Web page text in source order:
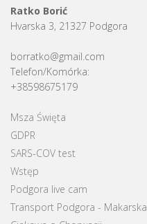
Ratko Borić
Hvarska 3, 21327 Podgora
borratko@gmail.com
Telefon/Komórka:
+38598675179
Msza Święta
GDPR
SARS-COV test
Wstęp
Podgora live cam
Transport Podgora - Makarska